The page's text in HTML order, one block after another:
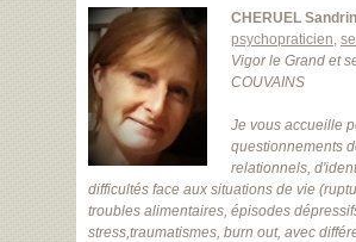
CHERUEL
psychopraticien,
Vigor le Grand et
COUVAINS
Je vous accueille
questionnements
relationnels,
difficultés face aux situations de vie
troubles alimentaires, épisodes
stress,traumatismes, burn out, avec